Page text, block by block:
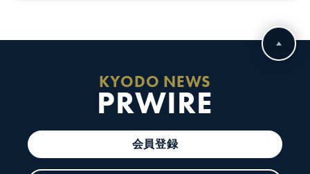
KYODO NEWS
PRWIRE
会員登録